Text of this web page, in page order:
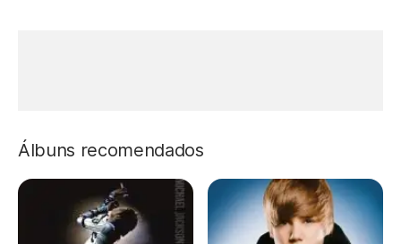
Álbuns recomendados